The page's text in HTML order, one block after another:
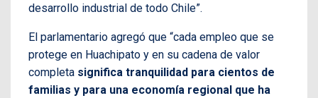
desarrollo industrial de todo Chile”.
El parlamentario agregó que “cada empleo que se
protege en Huachipato y en su cadena de valor
completa significa tranquilidad para cientos de
familias y para una economía regional que ha